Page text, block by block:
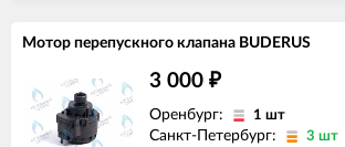
Мотор перепускного клапана BUDERUS
3 000 ₽
Оренбург: 1 шт
Санкт-Петербург: 3 шт